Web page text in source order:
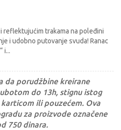
reflektujućim trakama na poleđini
i udobno putovanje svuda! Ranac
i...
da porudžbine kreirane
do 13h, stignu istog
ili pouzećem. Ova
za proizvode označene
750 dinara.